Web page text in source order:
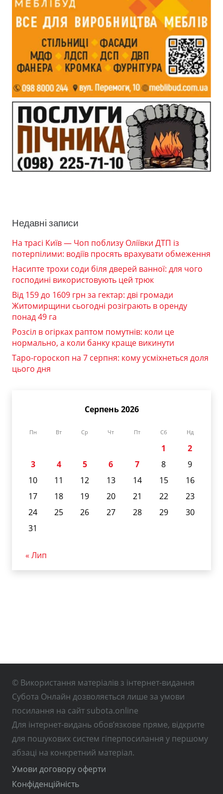
Недавні записи
На трасі Київ — Чоп поблизу Оліївки ДТП із
потерпілими: водіїв просять врахувати обмеження
Насипте трохи соди біля дверей ванної: для чого
господині використовують цей трюк
Від 159 до 1609 грн за гектар: дві громади
Житомирщини сьогодні розіграють в оренду
понад 49 га
Розсіл в огірках раптом помутнів: коли це
нормально, а коли банку краще викинути
Таро-гороскоп на 7 серпня: кому усміхнеться доля
цього дня
Серпень 2026
Пн Вт Ср Чт Пт Сб Нд
1
2
3
4 5 6 7 8
9
10
11 12 13 14 15
16
17
18 19 20 21 22
23
24
25 26 27 28 29
30
31
« Лип
© Використання матеріалів з інтернет-видання
Субота Онлайн дозволяється лише за умови
посилання на сайт subota.online
Для інтернет-видань обов’язкове пряме, відкрите
для пошукових систем гіперпосилання у першому
абзаці на конкретний матеріал.
Умови договору оферти
Конфіденційність